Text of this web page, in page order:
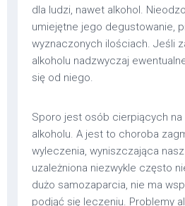
dla ludzi, nawet alkohol.
umiejętne jego degustowanie,
wyznaczonych ilościach. Jeśli
alkoholu nadzwyczaj
się od niego.
Sporo jest osób cierpiących na
alkoholu. A jest to choroba
wyleczenia, wyniszczająca
uzależniona niezwykle często
dużo samozaparcia, nie ma
podjąć się leczeniu. Problemy